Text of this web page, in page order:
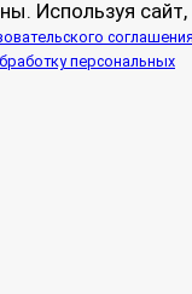
Используя сайт,
персональных